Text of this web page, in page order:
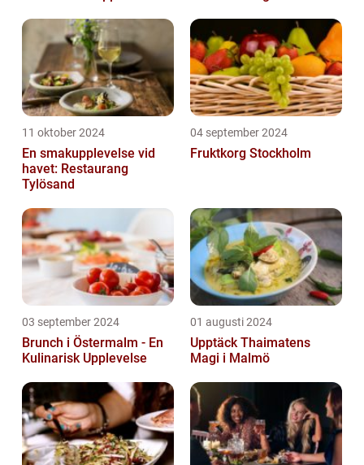
11 oktober 2024
En smakupplevelse vid
havet: Restaurang
Tylösand
04 september 2024
Fruktkorg Stockholm
03 september 2024
Brunch i Östermalm - En
Kulinarisk Upplevelse
01 augusti 2024
Upptäck Thaimatens
Magi i Malmö